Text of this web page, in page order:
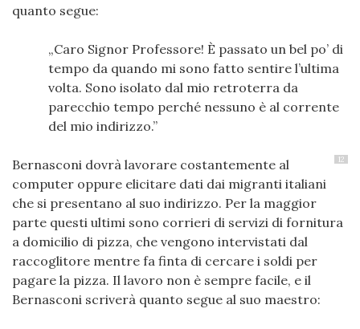
quanto segue:
Caro Signor Professore! È passato un bel po’ di
tempo da quando mi sono fatto sentire l’ultima
volta. Sono isolato dal mio retroterra da
parecchio tempo perché nessuno è al corrente
del mio indirizzo.
12
Bernasconi dovrà lavorare costantemente al
computer oppure elicitare dati dai migranti italiani
che si presentano al suo indirizzo. Per la maggior
parte questi ultimi sono corrieri di servizi di fornitura
a domicilio di pizza, che vengono intervistati dal
raccoglitore mentre fa finta di cercare i soldi per
pagare la pizza. Il lavoro non è sempre facile, e il
Bernasconi scriverà quanto segue al suo maestro: